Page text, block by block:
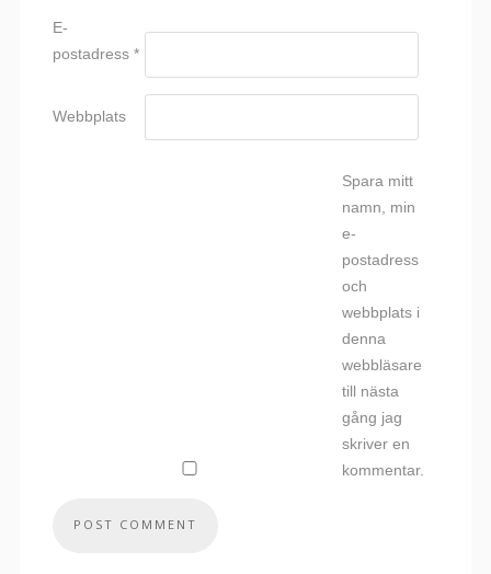
E-
postadress *
Webbplats
Spara mitt
namn, min
e-
postadress
och
webbplats i
denna
webbläsare
till nästa
gång jag
skriver en
kommentar.